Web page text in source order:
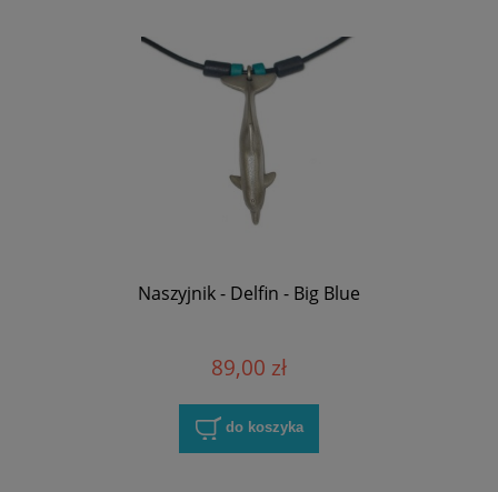
Naszyjnik - Delfin - Big Blue
89,00 zł
do koszyka